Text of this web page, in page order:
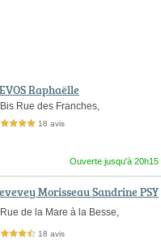
Raphaëlle
Rue des Franches,
étoiles sur 5 18 avis
Ouverte jusqu'à 20h15
Morisseau Sandrine PSY
ENFANT
de la Mare à la Besse,
étoiles sur 5 18 avis